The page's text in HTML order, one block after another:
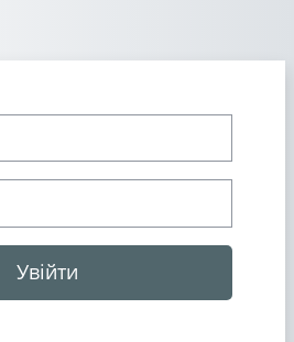
Увійти